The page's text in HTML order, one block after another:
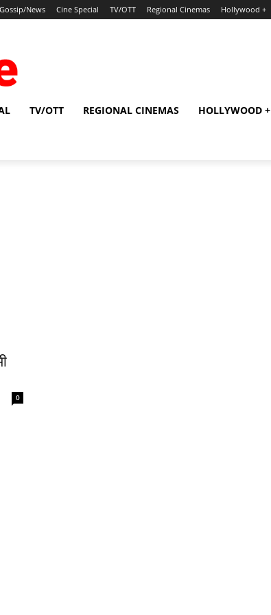
Gossip/News Cine Special TV/OTT Regional Cinemas Hollywood +
TV/OTT REGIONAL CINEMAS HOLLYWOOD +
0